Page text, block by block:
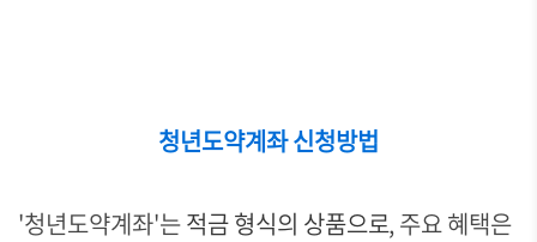
청년도약계좌 신청방법
'청년도약계좌'는적금 형식의 상품으로, 주요 혜택은